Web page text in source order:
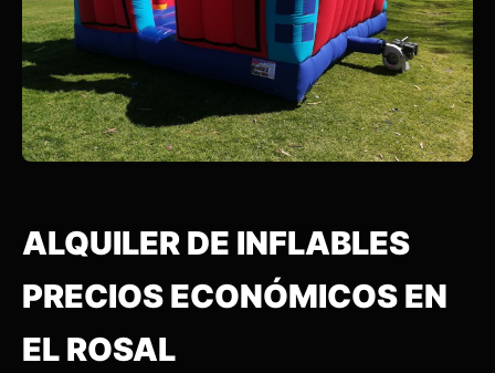
ALQUILER DE INFLABLES
PRECIOS ECONÓMICOS EN
EL ROSAL